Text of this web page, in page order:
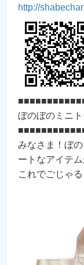
http://
ぼのぼのミニト
みなさま！ぼ
ートなアイテ
これでごじゃ